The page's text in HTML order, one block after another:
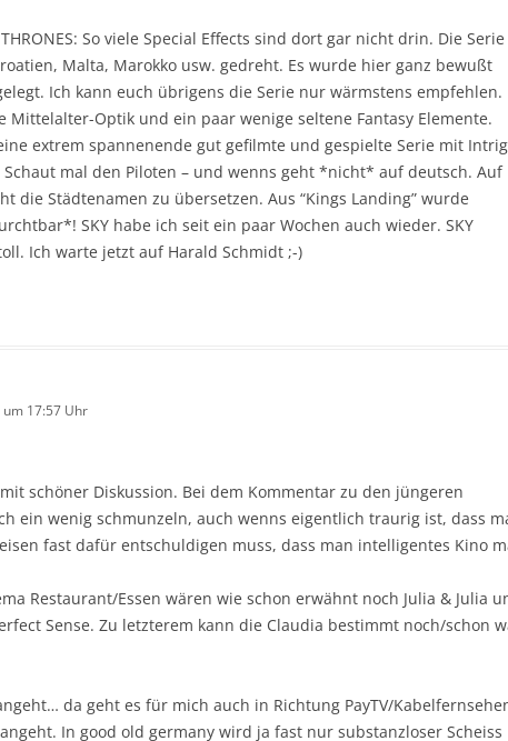
So viele Special Effects sind dort gar nicht drin. Die Serie
Malta, Marokko usw. gedreht. Es wurde hier ganz bewußt
Ich kann euch übrigens die Serie nur wärmstens empfehlen.
Mittelalter-Optik und ein paar wenige seltene Fantasy Elemente.
extrem spannenende gut gefilmte und gespielte Serie mit
mal den Piloten – und wenns geht *nicht* auf deutsch. Auf
die Städtenamen zu übersetzen. Aus “Kings Landing” wurde
SKY habe ich seit ein paar Wochen auch wieder. SKY
Ich warte jetzt auf Harald Schmidt ;-)
um 17:57 Uhr
schöner Diskussion. Bei dem Kommentar zu den jüngeren
ein wenig schmunzeln, auch wenns eigentlich traurig ist, dass
fast dafür entschuldigen muss, dass man intelligentes Kino
Restaurant/Essen wären wie schon erwähnt noch Julia & Julia
Sense. Zu letzterem kann die Claudia bestimmt noch/schon
da geht es für mich auch in Richtung PayTV/
In good old germany wird ja fast nur substanzloser Scheiss